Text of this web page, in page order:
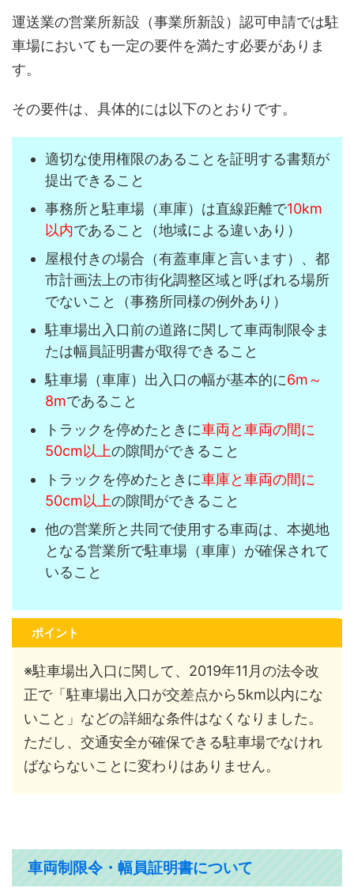
運送業の営業所新設（事業所新設）認可申請では駐
車場においても一定の要件を満たす必要がありま
す。
その要件は、具体的には以下のとおりです。
適切な使用権限のあることを証明する書類が
提出できること
事務所と駐車場（車庫）は直線距離で10km
以内であること（地域による違いあり）
屋根付きの場合（有蓋車庫と言います）、都
市計画法上の市街化調整区域と呼ばれる場所
でないこと（事務所同様の例外あり）
駐車場出入口前の道路に関して車両制限令ま
たは幅員証明書が取得できること
駐車場（車庫）出入口の幅が基本的に6m～
8mであること
トラックを停めたときに車両と車両の間に
50cm以上の隙間ができること
トラックを停めたときに車庫と車両の間に
50cm以上の隙間ができること
他の営業所と共同で使用する車両は、本拠地
となる営業所で駐車場（車庫）が確保されて
いること
ポイント
※駐車場出入口に関して、2019年11月の法令改
正で「駐車場出入口が交差点から5km以内にな
いこと」などの詳細な条件はなくなりました。
ただし、交通安全が確保できる駐車場でなけれ
ばならないことに変わりはありません。
車両制限令・幅員証明書について